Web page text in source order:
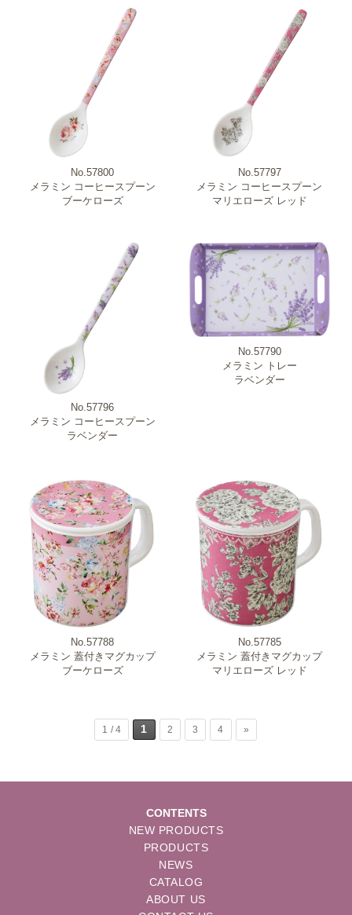
No.57800
メラミン コーヒースプーン
ブーケローズ
No.57797
メラミン コーヒースプーン
マリエローズ レッド
No.57796
メラミン コーヒースプーン
ラベンダー
No.57790
メラミン トレー
ラベンダー
No.57788
メラミン 蓋付きマグカップ
ブーケローズ
No.57785
メラミン 蓋付きマグカップ
マリエローズ レッド
1 / 4 1 2 3 4 »
CONTENTS
NEW PRODUCTS
PRODUCTS
NEWS
CATALOG
ABOUT US